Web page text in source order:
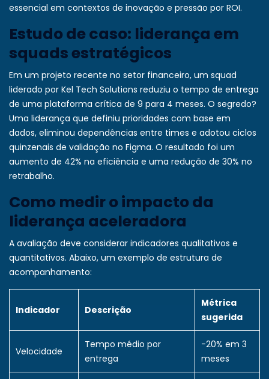
essencial em contextos de inovação e pressão por ROI.
Estudo de caso: liderança em
squads estratégicos
Em um projeto recente no setor financeiro, um squad
liderado por Kel Tech Solutions reduziu o tempo de entrega
de uma plataforma crítica de 9 para 4 meses. O segredo?
Uma liderança que definiu prioridades com base em
dados, eliminou dependências entre times e adotou ciclos
quinzenais de validação no Figma. O resultado foi um
aumento de 42% na eficiência e uma redução de 30% no
retrabalho.
Como medir o impacto da
liderança aceleradora
A avaliação deve considerar indicadores qualitativos e
quantitativos. Abaixo, um exemplo de estrutura de
acompanhamento:
Indicador Descrição
Métrica
sugerida
Velocidade
Tempo médio por
entrega
-20% em 3
meses